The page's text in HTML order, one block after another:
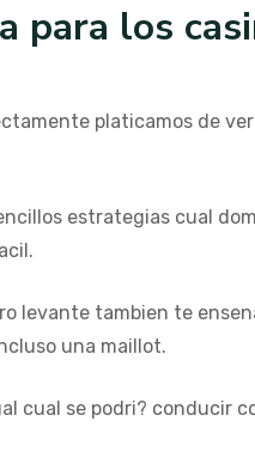
para los
platicamos de
estrategias cual
levante tambien te
una maillot.
cual se podri? conducir